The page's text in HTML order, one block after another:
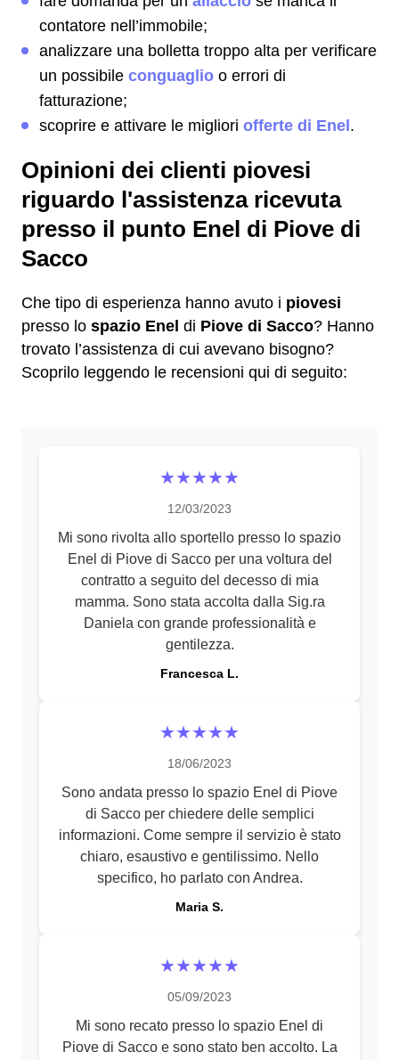
contatore nell’immobile;
analizzare una bolletta troppo alta per verificare
un possibile conguaglio o errori di
fatturazione;
scoprire e attivare le migliori offerte di Enel .
Opinioni dei clienti piovesi
riguardo l'assistenza ricevuta
presso il punto Enel di Piove di
Sacco
Che tipo di esperienza hanno avuto i piovesi
presso lo spazio Enel di Piove di Sacco? Hanno
trovato l’assistenza di cui avevano bisogno?
Scoprilo leggendo le recensioni qui di seguito:
★★★★★
12/03/2023
Mi sono rivolta allo sportello presso lo spazio
Enel di Piove di Sacco per una voltura del
contratto a seguito del decesso di mia
mamma. Sono stata accolta dalla Sig.ra
Daniela con grande professionalità e
gentilezza.
Francesca L.
★★★★★
18/06/2023
Sono andata presso lo spazio Enel di Piove
di Sacco per chiedere delle semplici
informazioni. Come sempre il servizio è stato
chiaro, esaustivo e gentilissimo. Nello
specifico, ho parlato con Andrea.
Maria S.
★★★★★
05/09/2023
Mi sono recato presso lo spazio Enel di
Piove di Sacco e sono stato ben accolto. La